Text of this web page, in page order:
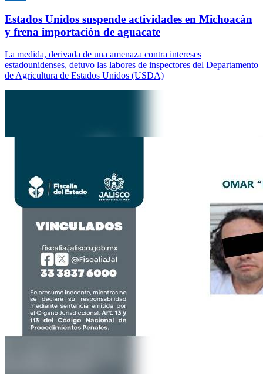
Estados Unidos suspende actividades en Michoacán
y frena importación de aguacate
La medida, derivada de una amenaza contra intereses
estadounidenses, detuvo las labores de inspectores del Departamento
de Agricultura de Estados Unidos (USDA)